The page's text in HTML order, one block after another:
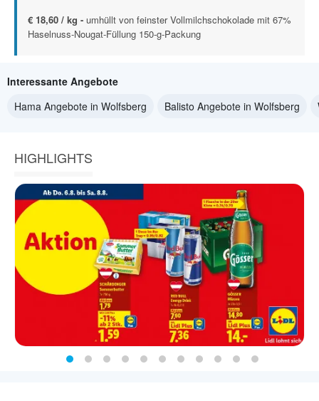
€ 18,60 / kg - umhüllt von feinster Vollmilchschokolade mit 67%
Haselnuss-Nougat-Füllung 150-g-Packung
Interessante Angebote
Hama Angebote in Wolfsberg
Balisto Angebote in Wolfsberg
HIGHLIGHTS